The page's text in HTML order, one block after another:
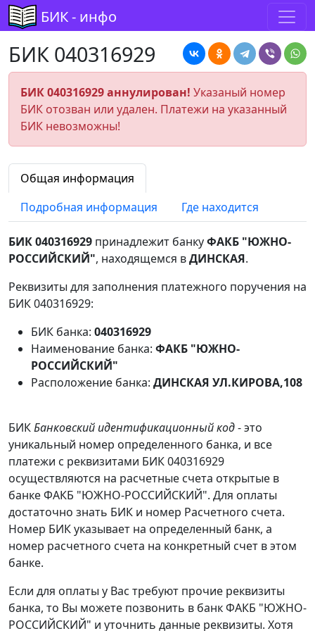
БИК - инфо
БИК 040316929
БИК 040316929 аннулирован! Указаный номер
БИК отозван или удален. Платежи на указанный
БИК невозможны!
Общая информация
Подробная информация
Где находится
БИК 040316929 принадлежит банкуФАКБ "ЮЖНО-
РОССИЙСКИЙ", находящемся вДИНСКАЯ.
Реквизиты для заполнения платежного поручения на
БИК 040316929:
БИК банка: 040316929
Наименование банка: ФАКБ "ЮЖНО-
РОССИЙСКИЙ"
Расположение банка: ДИНСКАЯ УЛ.КИРОВА,108
БИКБанковский идентификационный код- это
уникальный номер определенного банка, и все
платежи с реквизитами БИК 040316929
осуществляются на расчетные счета открытые в
банке ФАКБ "ЮЖНО-РОССИЙСКИЙ". Для оплаты
достаточно знать БИК и номер Расчетного счета.
Номер БИК указывает на определенный банк, а
номер расчетного счета на конкретный счет в этом
банке.
Если для оплаты у Вас требуют прочие реквизиты
банка, то Вы можете позвонить в банк ФАКБ "ЮЖНО-
РОССИЙСКИЙ" и уточнить данные реквизиты. Хотя